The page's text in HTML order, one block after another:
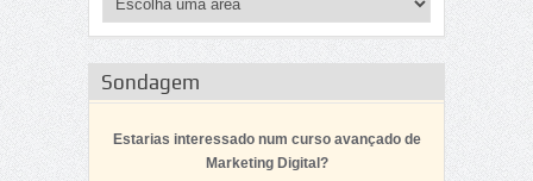
Sondagem
Estarias interessado num curso avançado de
Marketing Digital?